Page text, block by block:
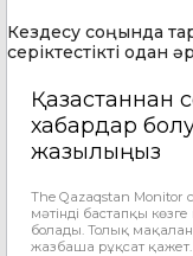
Кездесу соңында
серіктестікті одан
Қазақстаннан
хабардар
жазылыңыз
The Qazaqstan Monitor
мәтінді бастапқы
болады. Толық
жазбаша рұқсат қажет.